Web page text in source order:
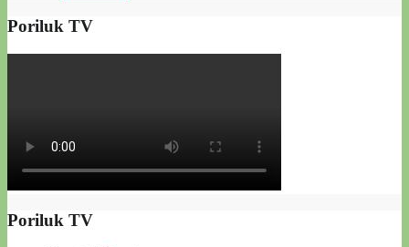
Poriluk TV
Poriluk TV